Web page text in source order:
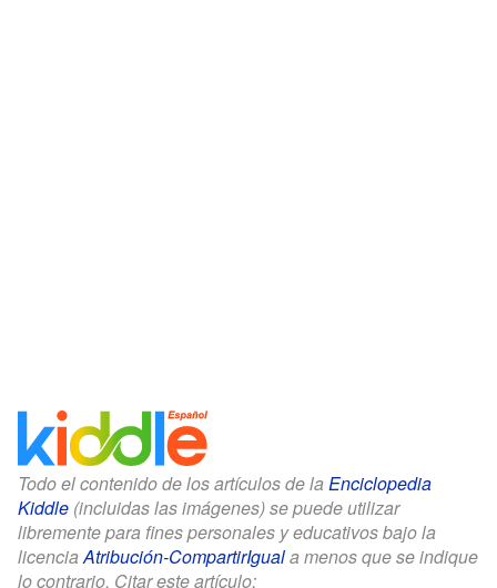
Todo el contenido de los artículos de la Enciclopedia
Kiddle (incluidas las imágenes) se puede utilizar
libremente para fines personales y educativos bajo la
licenciaAtribución-CompartirIguala menos que se indique
lo contrario. Citar este artículo: